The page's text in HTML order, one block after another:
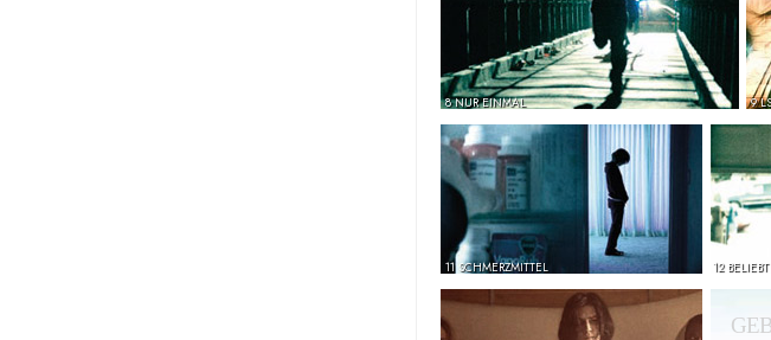
8 NUR EINMAL 9
11 SCHMERZMITTEL 12 BELIEBT